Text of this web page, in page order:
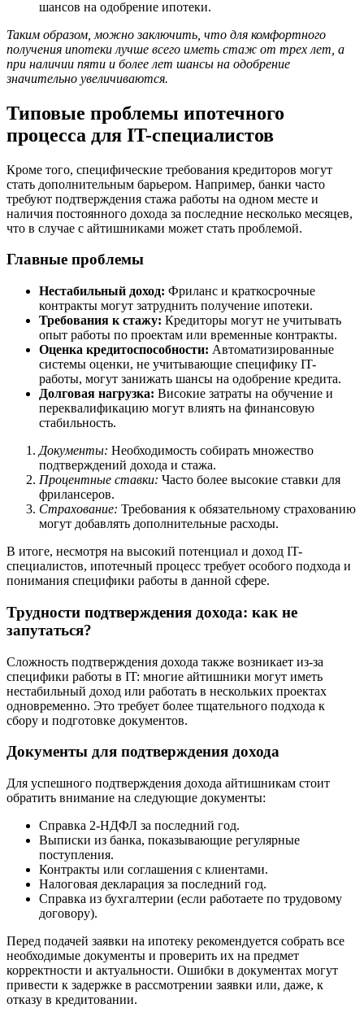
шансов на одобрение ипотеки.
Таким образом, можно заключить, что для комфортного
получения ипотеки лучше всего иметь стаж от трех лет, а
при наличии пяти и более лет шансы на одобрение
значительно увеличиваются.
Типовые проблемы ипотечного
процесса для IT-специалистов
Кроме того, специфические требования кредиторов могут
стать дополнительным барьером. Например, банки часто
требуют подтверждения стажа работы на одном месте и
наличия постоянного дохода за последние несколько месяцев,
что в случае с айтишниками может стать проблемой.
Главные проблемы
Нестабильный доход: Фриланс и краткосрочные
контракты могут затруднить получение ипотеки.
Требования к стажу: Кредиторы могут не учитывать
опыт работы по проектам или временные контракты.
Оценка кредитоспособности: Автоматизированные
системы оценки, не учитывающие специфику IT-
работы, могут занижать шансы на одобрение кредита.
Долговая нагрузка: Високие затраты на обучение и
переквалификацию могут влиять на финансовую
стабильность.
Документы: Необходимость собирать множество
подтверждений дохода и стажа.
Процентные ставки: Часто более высокие ставки для
фрилансеров.
Страхование: Требования к обязательному страхованию
могут добавлять дополнительные расходы.
В итоге, несмотря на высокий потенциал и доход IT-
специалистов, ипотечный процесс требует особого подхода и
понимания специфики работы в данной сфере.
Трудности подтверждения дохода: как не
запутаться?
Сложность подтверждения дохода также возникает из-за
специфики работы в IT: многие айтишники могут иметь
нестабильный доход или работать в нескольких проектах
одновременно. Это требует более тщательного подхода к
сбору и подготовке документов.
Документы для подтверждения дохода
Для успешного подтверждения дохода айтишникам стоит
обратить внимание на следующие документы:
Справка 2-НДФЛ за последний год.
Выписки из банка, показывающие регулярные
поступления.
Контракты или соглашения с клиентами.
Налоговая декларация за последний год.
Справка из бухгалтерии (если работаете по трудовому
договору).
Перед подачей заявки на ипотеку рекомендуется собрать все
необходимые документы и проверить их на предмет
корректности и актуальности. Ошибки в документах могут
привести к задержке в рассмотрении заявки или, даже, к
отказу в кредитовании.